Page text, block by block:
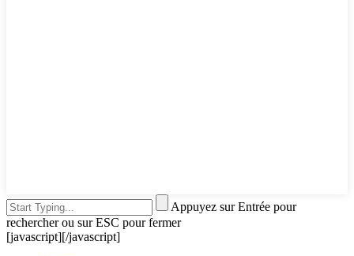
Appuyez sur Entrée pour
rechercher ou sur ESC pour fermer
[javascript][/javascript]